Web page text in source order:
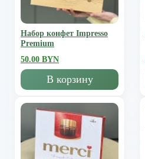
Набор конфет Impresso
Premium
50.00 BYN
В корзину